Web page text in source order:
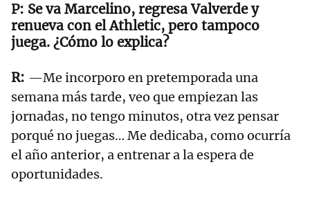
Se va Marcelino, regresa Valverde y
renueva con el Athletic, pero tampoco
juega. ¿Cómo lo explica?
—Me incorporo en pretemporada una
semana más tarde, veo que empiezan las
jornadas, no tengo minutos, otra vez pensar
porqué no juegas… Me dedicaba, como ocurría
el año anterior, a entrenar a la espera de
oportunidades.